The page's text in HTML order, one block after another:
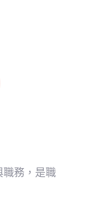
職務，是職